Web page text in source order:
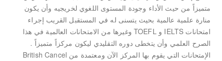
متميزاً من حيث الأداء وجودة المستوى اللغوي لخريجيه وأن يكون
منارة علمية عالمية بحيث يتسنى له في المستقبل القريب إجراء
امتحانات IELTS و TOEFL وغيرها من الامتحانات العالمية في هذا
الصرح العلمي وأن يتخطى دوره التقليدي ليكون مركزاً متميزاً .
الإمتحانات التي يقوم بها المركز الآن ومعتمدة من British Cancel